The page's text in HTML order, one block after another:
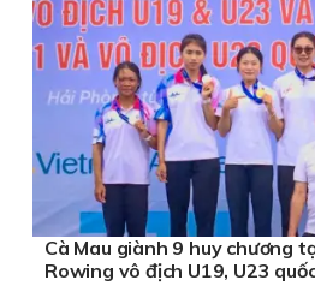
Cà Mau giành 9 huy chương
Rowing vô địch U19, U23